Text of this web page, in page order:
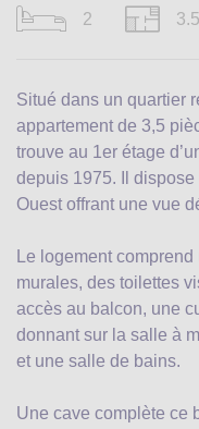
2 3.5
Situé dans un quartier
appartement de 3,5
trouve au 1er étage
depuis 1975. Il dispose
Ouest offrant une vue
Le logement
murales, des toilettes
accès au balcon, une
donnant sur la salle à
et une salle de bains.
Une cave complète ce